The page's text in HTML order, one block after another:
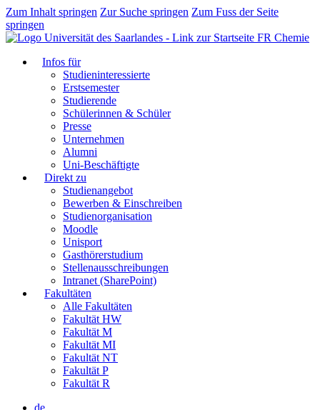
Zum Inhalt springen Zur Suche springen Zum Fuss der Seite
springen
FR Chemie
Infos für
Studieninteressierte
Erstsemester
Studierende
Schülerinnen & Schüler
Presse
Unternehmen
Alumni
Uni-Beschäftigte
Direkt zu
Studienangebot
Bewerben & Einschreiben
Studienorganisation
Moodle
Unisport
Gasthörerstudium
Stellenausschreibungen
Intranet (SharePoint)
Fakultäten
Alle Fakultäten
Fakultät HW
Fakultät M
Fakultät MI
Fakultät NT
Fakultät P
Fakultät R
de